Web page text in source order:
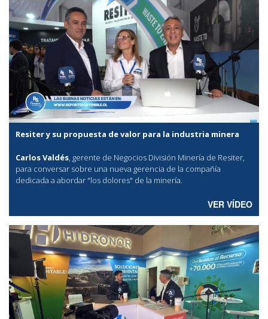
Resiter y su propuesta de valor para la industria minera
Carlos Valdés, gerente de Negocios División Minería de Resiter,
para conversar sobre una nueva gerencia de la compañía
dedicada a abordar "los dolores" de la minería.
VER VÍDEO